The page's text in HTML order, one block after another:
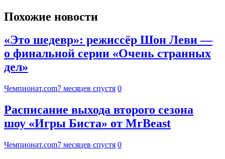
Похожие новости
«Это шедевр»: режиссёр Шон Леви —
о финальной серии «Очень странных
дел»
Чемпионат.com7 месяцев спустя 0
Расписание выхода второго сезона
шоу «Игры Биста» от MrBeast
Чемпионат.com7 месяцев спустя 0